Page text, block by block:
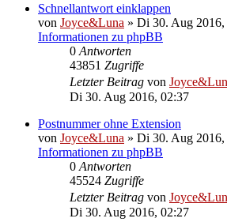
Schnellantwort einklappen
von Joyce&Luna » Di 30. Aug 2016,
Informationen zu phpBB
0 Antworten
43851 Zugriffe
Letzter Beitrag von
Di 30. Aug 2016, 02:37
Postnummer ohne Extension
von Joyce&Luna » Di 30. Aug 2016,
Informationen zu phpBB
0 Antworten
45524 Zugriffe
Letzter Beitrag von
Di 30. Aug 2016, 02:27